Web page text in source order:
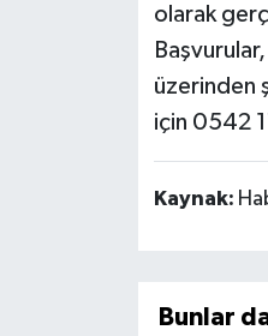
olarak
üzerinden
için 0542
Kaynak:
Bunlar